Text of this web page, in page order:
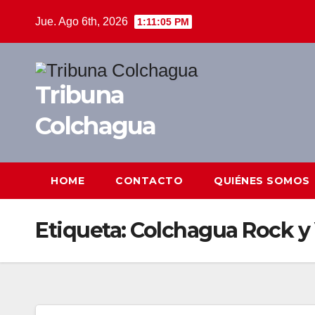
Jue. Ago 6th, 2026 1:11:05 PM
Tribuna
Colchagua
HOME CONTACTO QUIÉNES SOMOS
Etiqueta:Colchagua Rock